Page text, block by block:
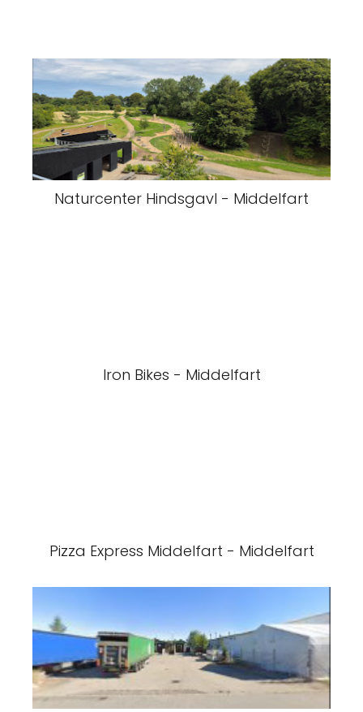
Naturcenter Hindsgavl - Middelfart
Iron Bikes - Middelfart
Pizza Express Middelfart - Middelfart